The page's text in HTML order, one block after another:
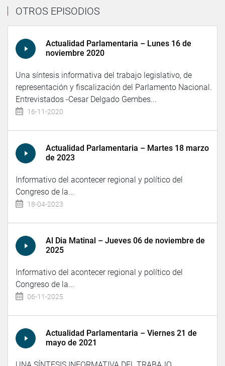
OTROS EPISODIOS
Actualidad Parlamentaria – Lunes 16 de
noviembre 2020
Una síntesis informativa del trabajo legislativo, de
representación y fiscalización del Parlamento Nacional.
Entrevistados -Cesar Delgado Gembes...
16-11-2020
Actualidad Parlamentaria – Martes 18 marzo
de 2023
Informativo del acontecer regional y político del
Congreso de la...
18-04-2023
Al Dia Matinal – Jueves 06 de noviembre de
2025
Informativo del acontecer regional y político del
Congreso de la...
06-11-2025
Actualidad Parlamentaria – Viernes 21 de
mayo de 2021